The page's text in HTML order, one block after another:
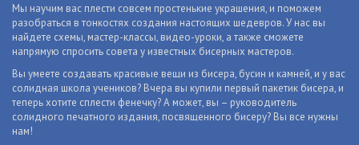
Мы научим вас плести совсем простенькие украшения, и поможем
разобраться в тонкостях создания настоящих шедевров. У нас вы
найдете схемы, мастер-классы, видео-уроки, а также сможете
напрямую спросить совета у известных бисерных мастеров.
Вы умеете создавать красивые вещи из бисера, бусин и камней, и у вас
солидная школа учеников? Вчера вы купили первый пакетик бисера, и
теперь хотите сплести фенечку? А может, вы – руководитель
солидного печатного издания, посвященного бисеру? Вы все нужны
нам!